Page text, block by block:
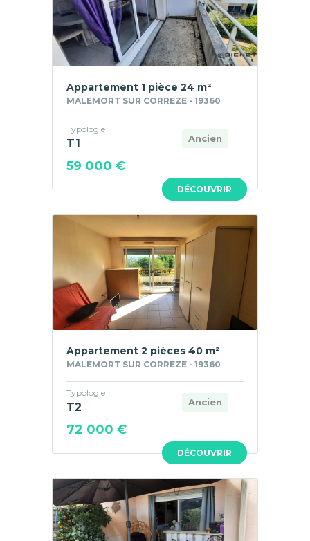
DÉCOUVRIR
Appartement 1 pièce 24 m²
MALEMORT SUR CORREZE - 19360
Ancien
Typologie
T1
59 000 €
DÉCOUVRIR
Appartement 2 pièces 40 m²
MALEMORT SUR CORREZE - 19360
Ancien
Typologie
T2
72 000 €